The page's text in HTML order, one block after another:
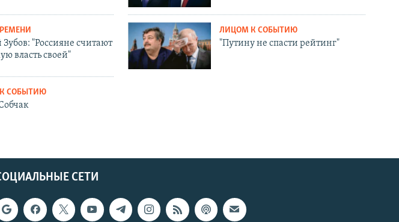
"Россияне считают
власть своей"
ЛИЦОМ К СОБЫТИЮ
"Путину не спасти рейтинг"
СОБЫТИЮ
СЕТИ